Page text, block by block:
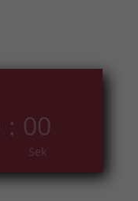
: 00
Sek